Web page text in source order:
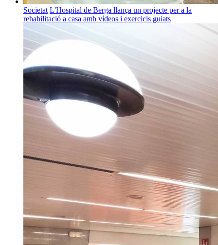
Societat L'Hospital de Berga llança un projecte per a la
rehabilitació a casa amb vídeos i exercicis guiats